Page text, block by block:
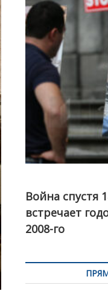
канал
Война спустя
встречает
2008-го